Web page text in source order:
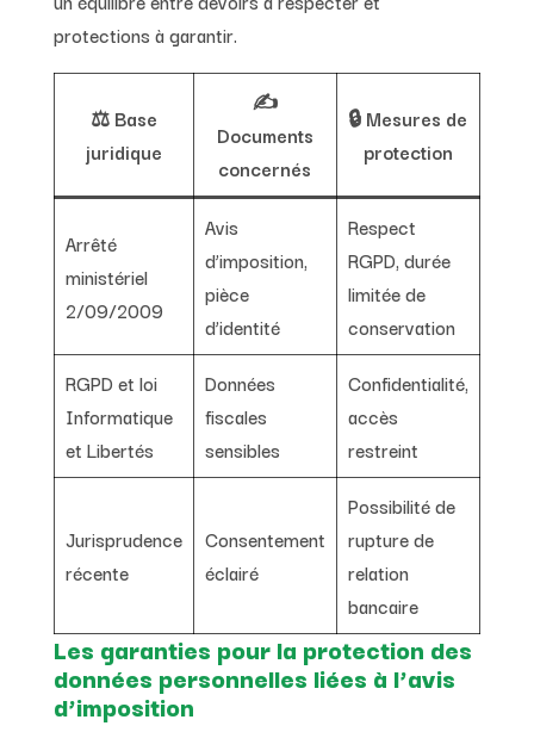
protections à garantir.
⚖️ Base
juridique
✍️
Documents
concernés
🔒 Mesures de
protection
Arrêté
ministériel
2/09/2009
Avis
d’imposition,
pièce
d’identité
Respect
RGPD, durée
limitée de
conservation
RGPD et loi
Informatique
et Libertés
Données
fiscales
sensibles
Confidentialité,
accès
restreint
Jurisprudence
récente
Consentement
éclairé
Possibilité de
rupture de
relation
bancaire
Les garanties pour la protection des
données personnelles liées à l’avis
d’imposition